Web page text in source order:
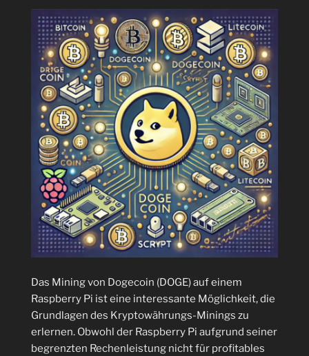
transactions“
(Abholbar)
oder
wie
läuft
die
Block-
Lattice-
Architektur“
Das Mining von Dogecoin (DOGE) auf einem
Raspberry Pi ist eine interessante Möglichkeit, die
Grundlagen des Kryptowährungs-Minings zu
erlernen. Obwohl der Raspberry Pi aufgrund seiner
begrenzten Rechenleistung nicht für profitables